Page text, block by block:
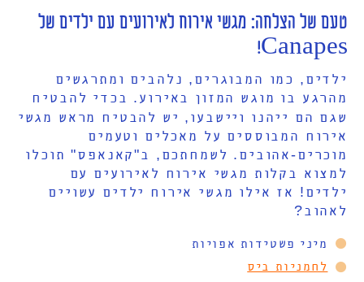
טעם של הצלחה: מגשי אירוח לאירועים עם ילדים של
Canapes!
ילדים, כמו המבוגרים, נלהבים ומתרגשים
מהרגע בו מוגש המזון באירוע. בכדי להבטיח
שגם הם ייהנו ויישבעו, יש להבטיח מראש מגשי
אירוח המבוססים על מאכלים וטעמים
מוכרים-אהובים. לשמחתכם, ב"קאנאפס" תוכלו
למצוא בקלות מגשי אירוח לאירועים עם
ילדים! אז אילו מגשי אירוח ילדים עשויים
לאהוב?
מיני פשטידות אפויות
לחמניות ביס